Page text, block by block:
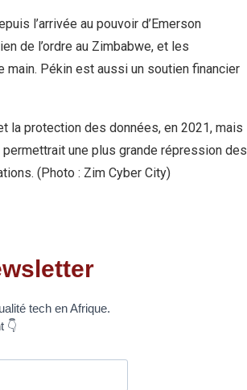
l’arrivée au pouvoir d’Emerson
de l’ordre au Zimbabwe, et les
main. Pékin est aussi un soutien financier
la protection des données, en 2021, mais
permettrait une plus grande répression des
(Photo : Zim Cyber City)